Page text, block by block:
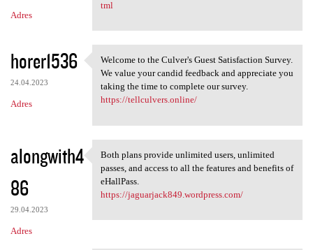
Adres
tml
horer1536
24.04.2023
Adres
Welcome to the Culver's Guest
Welcome to the Culver's Guest Satisfaction Survey.
We value your candid feedback and appreciate you
taking the time to complete our survey.
https://tellculvers.online/
alongwith4
86
29.04.2023
Adres
Both plans provide unlimited
Both plans provide unlimited users, unlimited
passes, and access to all the features and benefits of
eHallPass.
https://jaguarjack849.wordpress.com/